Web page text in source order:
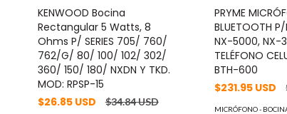
KENWOOD Bocina
Rectangular 5 Watts, 8
Ohms P/ SERIES 705/ 760/
762/G/ 80/ 100/ 102/ 302/
360/ 150/ 180/ NXDN Y TKD.
MOD: RPSP-15
$26.85 USD
$34.84 USD
PRYME
BLUETOOTH P/
NX-5000, NX-
TELÉFONO
BTH-600
$231.95 USD
MICRÓFONO -